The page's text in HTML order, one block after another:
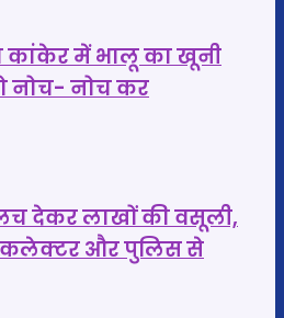
कांकेर में भालू का खूनी
नोच- नोच कर
देकर लाखों की वसूली,
कलेक्टर और पुलिस से